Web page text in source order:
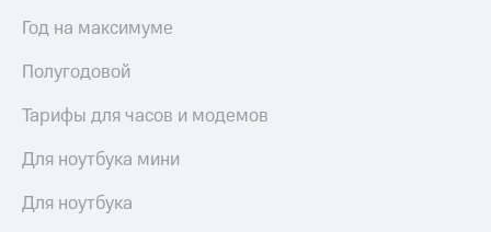
Год на максимуме
Полугодовой
Тарифы для часов и модемов
Для ноутбука мини
Для ноутбука